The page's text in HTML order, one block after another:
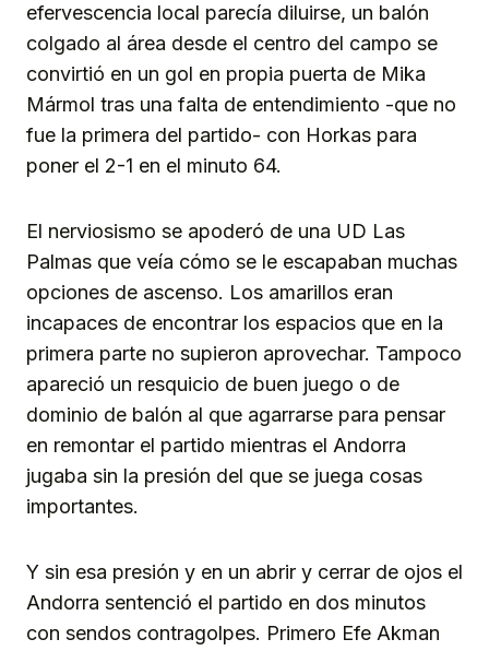
efervescencia local parecía diluirse, un balón
colgado al área desde el centro del campo se
convirtió en un gol en propia puerta de Mika
Mármol tras una falta de entendimiento -que no
fue la primera del partido- con Horkas para
poner el 2-1 en el minuto 64.
El nerviosismo se apoderó de una UD Las
Palmas que veía cómo se le escapaban muchas
opciones de ascenso. Los amarillos eran
incapaces de encontrar los espacios que en la
primera parte no supieron aprovechar. Tampoco
apareció un resquicio de buen juego o de
dominio de balón al que agarrarse para pensar
en remontar el partido mientras el Andorra
jugaba sin la presión del que se juega cosas
importantes.
Y sin esa presión y en un abrir y cerrar de ojos el
Andorra sentenció el partido en dos minutos
con sendos contragolpes. Primero Efe Akman